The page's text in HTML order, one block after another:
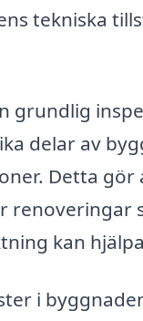
tekniska
grundlig
delar av
Detta
kan
i